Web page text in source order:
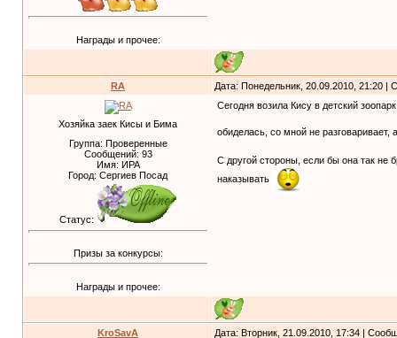
Награды и прочее:
RA Дата: Понедельник, 20.09.2010, 21:20 |
Хозяйка заек Кисы и Бима
Группа: Проверенные
Сообщений: 93
Имя: ИРА
Город: Сергиев Посад
Статус:
Призы за конкурсы:
Награды и прочее:
Сегодня возила Кису в детский
обиделась, со мной не
С другой стороны, если бы она так не
наказывать
KroSavA Дата: Вторник, 21.09.2010, 17:34 |